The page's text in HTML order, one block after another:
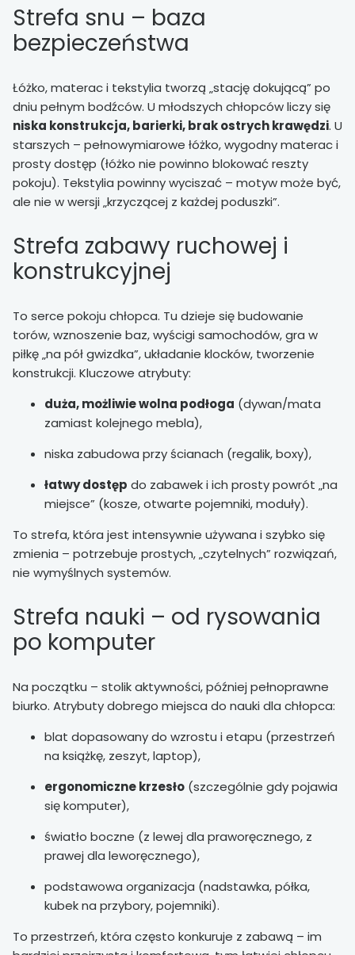
Strefa snu – baza
bezpieczeństwa
Łóżko, materac i tekstylia tworzą „stację dokującą” po
dniu pełnym bodźców. U młodszych chłopców liczy się
niska konstrukcja, barierki, brak ostrych krawędzi. U
starszych – pełnowymiarowe łóżko, wygodny materac i
prosty dostęp (łóżko nie powinno blokować reszty
pokoju). Tekstylia powinny wyciszać – motyw może być,
ale nie w wersji „krzyczącej z każdej poduszki”.
Strefa zabawy ruchowej i
konstrukcyjnej
To serce pokoju chłopca. Tu dzieje się budowanie
torów, wznoszenie baz, wyścigi samochodów, gra w
piłkę „na pół gwizdka”, układanie klocków, tworzenie
konstrukcji. Kluczowe atrybuty:
duża, możliwie wolna podłoga (dywan/mata
zamiast kolejnego mebla),
niska zabudowa przy ścianach (regalik, boxy),
łatwy dostęp do zabawek i ich prosty powrót „na
miejsce” (kosze, otwarte pojemniki, moduły).
To strefa, która jest intensywnie używana i szybko się
zmienia – potrzebuje prostych, „czytelnych” rozwiązań,
nie wymyślnych systemów.
Strefa nauki – od rysowania
po komputer
Na początku – stolik aktywności, później pełnoprawne
biurko. Atrybuty dobrego miejsca do nauki dla chłopca:
blat dopasowany do wzrostu i etapu (przestrzeń
na książkę, zeszyt, laptop),
ergonomiczne krzesło (szczególnie gdy pojawia
się komputer),
światło boczne (z lewej dla praworęcznego, z
prawej dla leworęcznego),
podstawowa organizacja (nadstawka, półka,
kubek na przybory, pojemniki).
To przestrzeń, która często konkuruje z zabawą – im